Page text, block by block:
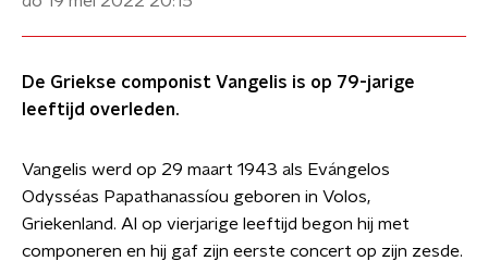
De Griekse componist Vangelis is op 79-jarige
leeftijd overleden.
Vangelis werd op 29 maart 1943 als Evángelos
Odysséas Papathanassíou geboren in Volos,
Griekenland. Al op vierjarige leeftijd begon hij met
componeren en hij gaf zijn eerste concert op zijn zesde.